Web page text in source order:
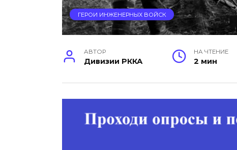
ГЕРОИ ИНЖЕНЕРНЫХ ВОЙСК
АВТОР
Дивизии РККА
НА ЧТЕНИЕ
2 мин